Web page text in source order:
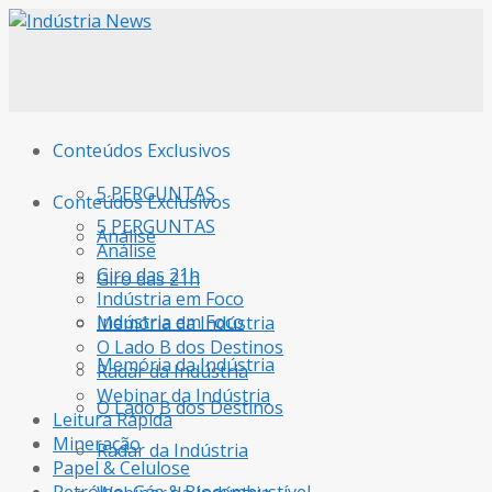
Conteúdos Exclusivos
5 PERGUNTAS
Análise
Giro das 21h
Indústria em Foco
Memória da Indústria
O Lado B dos Destinos
Radar da Indústria
Conteúdos Exclusivos
5 PERGUNTAS
Análise
Giro das 21h
Indústria em Foco
Memória da Indústria
O Lado B dos Destinos
Radar da Indústria
Webinar da Indústria
Leitura Rápida
Mineração
Papel & Celulose